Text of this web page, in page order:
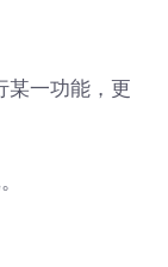
某一功能，更